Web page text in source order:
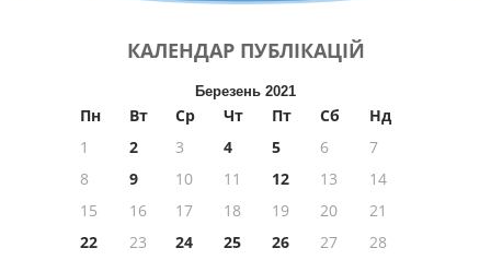
КАЛЕНДАР ПУБЛІКАЦІЙ
Березень 2021
Пн Вт Ср Чт Пт Сб
Нд
1
2 3 4 5 6
7
8
9 10 11 12 13
14
15
16 17 18 19 20
21
22
23 24 25 26 27
28